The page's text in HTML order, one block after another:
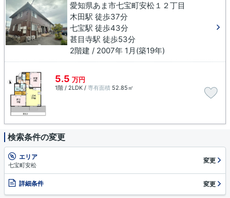
愛知県あま市七宝町安松１２丁目
木田駅 徒歩37分
七宝駅 徒歩43分
甚目寺駅 徒歩53分
2階建 / 2007年 1月(築19年)
5.5 万円
1階 / 2LDK / 専有面積 52.85㎡
検索条件の変更
エリア
七宝町安松
変更
詳細条件 変更